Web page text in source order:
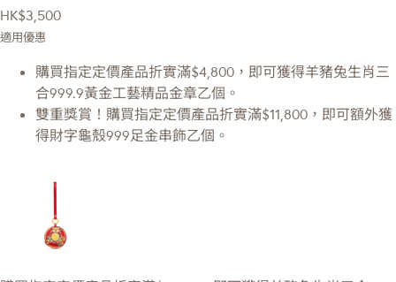
HK$3,500
適用優惠
購買指定定價產品折實滿$4,800，即可獲得羊豬兔生肖三
合999.9黃金工藝精品金章乙個。
雙重獎賞！購買指定定價產品折實滿$11,800，即可額外獲
得財字龜殼999足金串飾乙個。